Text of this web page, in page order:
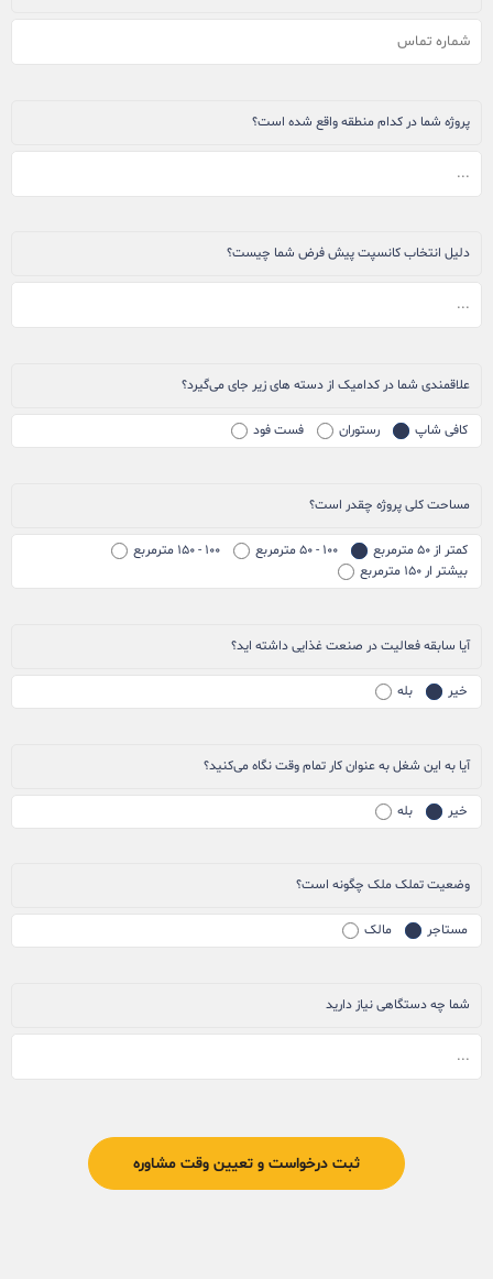
پروژه شما در کدام منطقه واقع شده است؟
دلیل انتخاب کانسپت پیش فرض شما چیست؟
علاقمندی شما در کدامیک از دسته های زیر جای می‌گیرد؟
کافی شاپ رستوران فست فود
مساحت کلی پروژه چقدر است؟
کمتر از ۵۰ مترمربع ۱۰۰ - ۵۰ مترمربع
۱۰۰ - ۱۵۰ مترمربع
بیشتر ار ۱۵۰ مترمربع
آیا سابقه فعالیت در صنعت غذایی داشته اید؟
خیر بله
آیا به این شغل به عنوان کار تمام وقت نگاه می‌کنید؟
خیر بله
وضعیت تملک ملک چگونه است؟
مستاجر مالک
شما چه دستگاهی نیاز دارید